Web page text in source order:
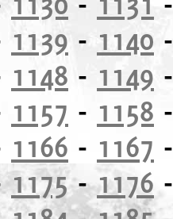
1139 - 1140
1148 - 1149
1157 - 1158
1166 - 1167
1175-1176